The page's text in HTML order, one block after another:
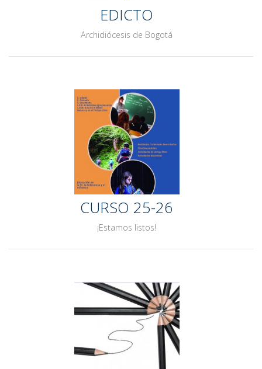
EDICTO
Archidiócesis de Bogotá
CURSO 25-26
¡Estamos listos!